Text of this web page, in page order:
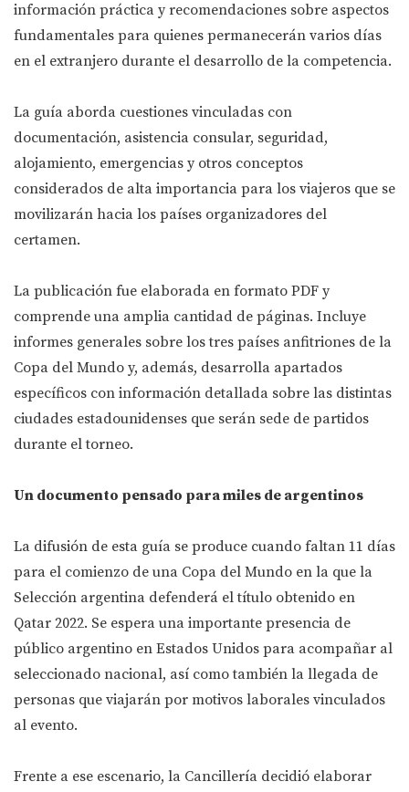
información práctica y recomendaciones sobre aspectos
fundamentales para quienes permanecerán varios días
en el extranjero durante el desarrollo de la competencia.
La guía aborda cuestiones vinculadas con
documentación, asistencia consular, seguridad,
alojamiento, emergencias y otros conceptos
considerados de alta importancia para los viajeros que se
movilizarán hacia los países organizadores del
certamen.
La publicación fue elaborada en formato PDF y
comprende una amplia cantidad de páginas. Incluye
informes generales sobre los tres países anfitriones de la
Copa del Mundo y, además, desarrolla apartados
específicos con información detallada sobre las distintas
ciudades estadounidenses que serán sede de partidos
durante el torneo.
Un documento pensado para miles de argentinos
La difusión de esta guía se produce cuando faltan 11 días
para el comienzo de una Copa del Mundo en la que la
Selección argentina defenderá el título obtenido en
Qatar 2022. Se espera una importante presencia de
público argentino en Estados Unidos para acompañar al
seleccionado nacional, así como también la llegada de
personas que viajarán por motivos laborales vinculados
al evento.
Frente a ese escenario, la Cancillería decidió elaborar